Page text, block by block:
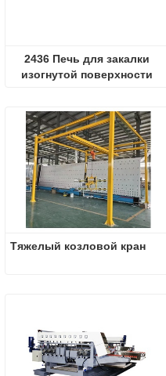
2436 Печь для закалки
изогнутой поверхности
Тяжелый козловой кран